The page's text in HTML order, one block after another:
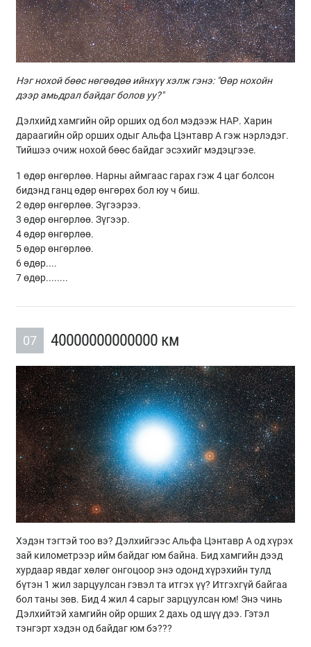
Нэг нохой бөөс нөгөөдөө ийнхүү хэлж гэнэ: "Өөр нохойн
дээр амьдрал байдаг болов уу?"
Дэлхийд хамгийн ойр орших од бол мэдээж НАР. Харин
дараагийн ойр орших одыг Альфа Цэнтавр А гэж нэрлэдэг.
Тийшээ очиж нохой бөөс байдаг эсэхийг мэдэцгээе.
1 өдөр өнгөрлөө. Нарны аймгаас гарах гэж 4 цаг болсон
бидэнд ганц өдөр өнгөрөх бол юу ч биш.
2 өдөр өнгөрлөө. Зүгээрээ.
3 өдөр өнгөрлөө. Зүгээр.
4 өдөр өнгөрлөө.
5 өдөр өнгөрлөө.
6 өдөр....
7 өдөр........
07 40000000000000 км
Хэдэн тэгтэй тоо вэ? Дэлхийгээс Альфа Цэнтавр А од хүрэх
зай километрээр ийм байдаг юм байна. Бид хамгийн дээд
хурдаар явдаг хөлөг онгоцоор энэ одонд хүрэхийн тулд
бүтэн 1 жил зарцуулсан гэвэл та итгэх үү? Итгэхгүй байгаа
бол таны зөв. Бид 4 жил 4 сарыг зарцуулсан юм! Энэ чинь
Дэлхийтэй хамгийн ойр орших 2 дахь од шүү дээ. Гэтэл
тэнгэрт хэдэн од байдаг юм бэ???